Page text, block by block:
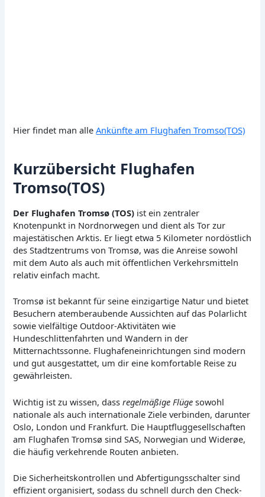
Hier findet man alleAnkünfte am Flughafen Tromso(TOS)
Kurzübersicht Flughafen
Tromso(TOS)
Der Flughafen Tromsø (TOS) ist ein zentraler
Knotenpunkt in Nordnorwegen und dient als Tor zur
majestätischen Arktis. Er liegt etwa 5 Kilometer nordöstlich
des Stadtzentrums von Tromsø, was die Anreise sowohl
mit dem Auto als auch mit öffentlichen Verkehrsmitteln
relativ einfach macht.
Tromsø ist bekannt für seine einzigartige Natur und bietet
Besuchern atemberaubende Aussichten auf das Polarlicht
sowie vielfältige Outdoor-Aktivitäten wie
Hundeschlittenfahrten und Wandern in der
Mitternachtssonne. Flughafeneinrichtungen sind modern
und gut ausgestattet, um dir eine komfortable Reise zu
gewährleisten.
Wichtig ist zu wissen, dassregelmäßige Flüge sowohl
nationale als auch internationale Ziele verbinden, darunter
Oslo, London und Frankfurt. Die Hauptfluggesellschaften
am Flughafen Tromsø sind SAS, Norwegian und Widerøe,
die häufig verkehrende Routen anbieten.
Die Sicherheitskontrollen und Abfertigungsschalter sind
effizient organisiert, sodass du schnell durch den Check-